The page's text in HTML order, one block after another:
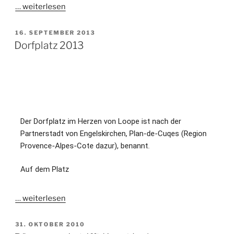
…weiterlesen
16. SEPTEMBER 2013
Dorfplatz 2013
Der Dorfplatz im Herzen von Loope ist nach der
Partnerstadt von Engelskirchen, Plan-de-Cuqes (Region
Provence-Alpes-Cote dazur), benannt.
Auf dem Platz
…weiterlesen
31. OKTOBER 2010